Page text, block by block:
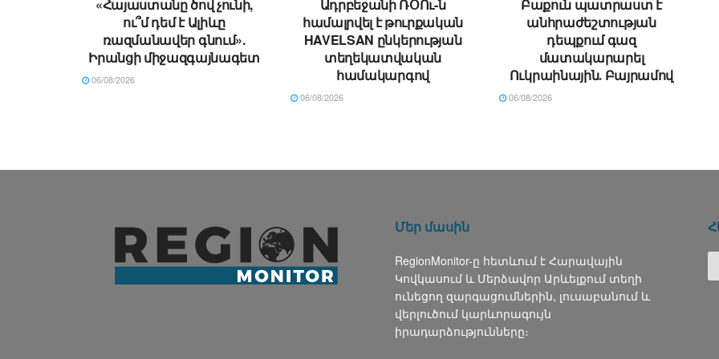
«Հայաստանը ծով չունի,
ու՞մ դեմ է Ալիևը
ռազմանավեր գնում».
Իրանցի միջազգայնագետ
06/08/2026
Ադրբեջանի ՌՕՈւ-ն
համալրվել է թուրքական
HAVELSAN ընկերության
տեղեկատվական
համակարգով
06/08/2026
Բաքուն պատրաստ է
անհրաժեշտության
դեպքում գազ
մատակարարել
Ուկրաինային․ Բայրամով
06/08/2026
Մեր մասին
RegionMonitor-ը հետևում է Հարավային
Կովկասում և Մերձավոր Արևելքում տեղի
ունեցող զարգացումներին, լուսաբանում և
վերլուծում կարևորագույն
իրադարձությունները։